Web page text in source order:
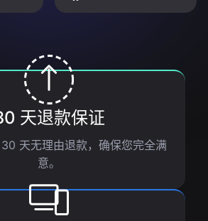
天退款保证
天无理由退款，确保您完全满
意。